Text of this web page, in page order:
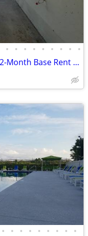
• • • • • • • • •
☀️ July Move-In Special – Receive a 2-Month Base Rent Credit!
• • • • • • • • •